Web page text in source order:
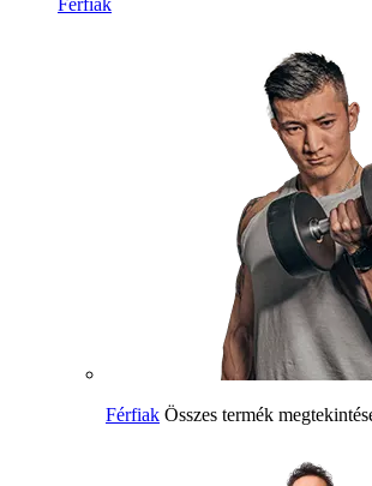
Férfiak
Férfiak Összes termék